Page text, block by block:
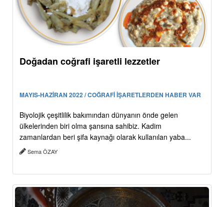
Doğadan coğrafi işaretli lezzetler
MAYIS-HAZİRAN 2022 / COĞRAFİ İŞARETLERDEN HABER VAR
Biyolojik çeşitlilik bakımından dünyanın önde gelen
ülkelerinden biri olma şansına sahibiz. Kadim
zamanlardan beri şifa kaynağı olarak kullanılan yaba...
Sema ÖZAY